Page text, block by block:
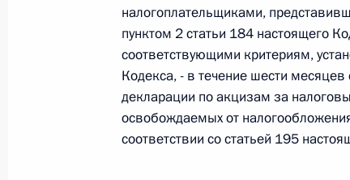
Дата вступления в силу...
Официальный портал правовой информации
налогоплательщиками,
пунктом 2 статьи 184 настоящего
соответствующими критериям,
Кодекса, - в течение шести
декларации по акцизам за
освобождаемых от
соответствии со статьей 195